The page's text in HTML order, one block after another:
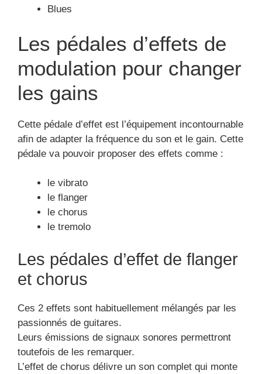
Hard rock
Les pédales d’effets de
modulation pour changer
les gains
Cette pédale d’effet est l’équipement incontournable
afin de adapter la fréquence du son et le gain. Cette
le vibrato
le flanger
le chorus
Les pédales d’effet de flanger
Ces 2 effets sont habituellement mélangés par les
passionnés de guitares.
Leurs émissions de signaux sonores permettront
toutefois de les remarquer.